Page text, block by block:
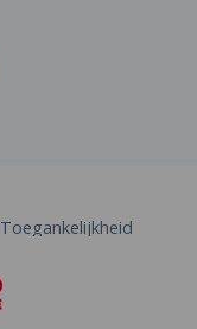
Toegankelijkheid